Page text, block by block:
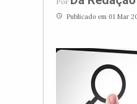
access_time Publicado em 01 Mar